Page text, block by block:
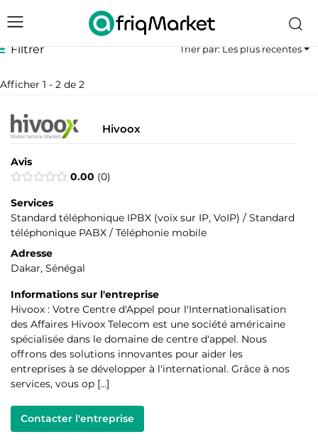
Filtrer
Afficher 1 - 2 de 2
Trier par: Les plus récentes
Hivoox
Avis
0.00 0
Services
Standard téléphonique IPBX (voix sur IP, VoIP) / Standard
téléphonique PABX / Téléphonie mobile
Adresse
Dakar, Sénégal
Informations sur l'entreprise
Hivoox : Votre Centre d'Appel pour l'Internationalisation
des Affaires Hivoox Telecom est une société américaine
spécialisée dans le domaine de centre d'appel. Nous
offrons des solutions innovantes pour aider les
entreprises à se développer à l'international. Grâce à nos
services, vous op […]
Contacter l'entreprise